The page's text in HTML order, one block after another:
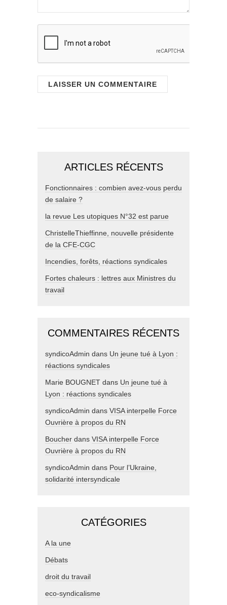
ARTICLES RÉCENTS
Fonctionnaires : combien avez-vous perdu
de salaire ?
la revue Les utopiques N°32 est parue
ChristelleThieffinne, nouvelle présidente
de la CFE-CGC
Incendies, forêts, réactions syndicales
Fortes chaleurs : lettres aux Ministres du
travail
COMMENTAIRES RÉCENTS
syndicoAdmin dans Un jeune tué à Lyon :
réactions syndicales
Marie BOUGNET dans Un jeune tué à
Lyon : réactions syndicales
syndicoAdmin dans VISA interpelle Force
Ouvrière à propos du RN
Boucher dans VISA interpelle Force
Ouvrière à propos du RN
syndicoAdmin dans Pour l’Ukraine,
solidarité intersyndicale
CATÉGORIES
A la une
Débats
droit du travail
eco-syndicalisme